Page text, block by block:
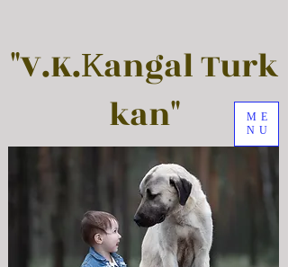
"V.K.Кangal Turk
kan"
ME
NU